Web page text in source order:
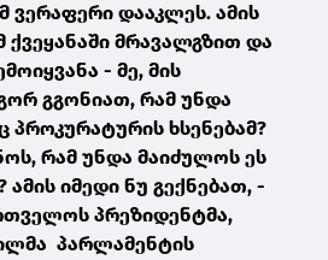
ვერაფერი დააკლეს. ამის
ქვეყანაში მრავალგზით და
- მე, მის
გგონიათ, რამ უნდა
პროკურატურის ხსენებამ?
რამ უნდა მაიძულოს ეს
ამის იმედი ნუ გექნებათ, -
პრეზიდენტმა,
პარლამენტის